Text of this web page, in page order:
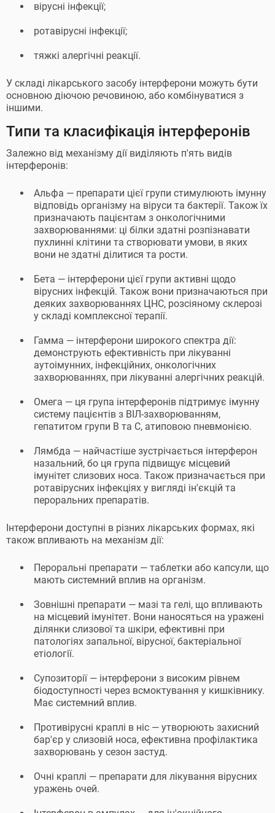
вірусні інфекції;
ротавірусні інфекції;
тяжкі алергічні реакції.
У складі лікарського засобу інтерферони можуть бути
основною діючою речовиною, або комбінуватися з
іншими.
Типи та класифікація інтерферонів
Залежно від механізму дії виділяють п'ять видів
інтерферонів:
Альфа — препарати цієї групи стимулюють імунну
відповідь організму на віруси та бактерії. Також їх
призначають пацієнтам з онкологічними
захворюваннями: ці білки здатні розпізнавати
пухлинні клітини та створювати умови, в яких
вони не здатні ділитися та рости.
Бета — інтерферони цієї групи активні щодо
вірусних інфекцій. Також вони призначаються при
деяких захворюваннях ЦНС, розсіяному склерозі
у складі комплексної терапії.
Гамма — інтерферони широкого спектра дії:
демонструють ефективність при лікуванні
аутоімунних, інфекційних, онкологічних
захворюваннях, при лікуванні алергічних реакцій.
Омега — ця група інтерферонів підтримує імунну
систему пацієнтів з ВІЛ-захворюванням,
гепатитом групи В та С, атиповою пневмонією.
Лямбда — найчастіше зустрічається інтерферон
назальний, бо ця група підвищує місцевий
імунітет слизових носа. Також призначається при
ротавірусних інфекціях у вигляді ін'єкцій та
пероральних препаратів.
Інтерферони доступні в різних лікарських формах, які
також впливають на механізм дії:
Пероральні препарати — таблетки або капсули, що
мають системний вплив на організм.
Зовнішні препарати — мазі та гелі, що впливають
на місцевий імунітет. Вони наносяться на уражені
ділянки слизової та шкіри, ефективні при
патологіях запальної, вірусної, бактеріальної
етіології.
Супозиторії — інтерферони з високим рівнем
біодоступності через всмоктування у кишківнику.
Має системний вплив.
Противірусні краплі в ніс — утворюють захисний
бар'єр у слизовій носа, ефективна профілактика
захворювань у сезон застуд.
Очні краплі — препарати для лікування вірусних
уражень очей.